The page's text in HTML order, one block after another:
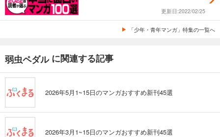
弱虫ペダル 89
カート
あらすじを表示する
649円 (税込)
あらすじを表示する
更新日:2022/02/25
「少年・青年マンガ」特集の一覧へ
弱虫ペダル に関連する記事
2026年5月1~15日のマンガおすすめ新刊45選
2026年3月1~15日のマンガおすすめ新刊45選